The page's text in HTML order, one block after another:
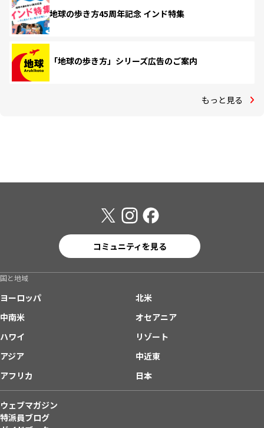
地球の歩き方45周年記念 インド特集
「地球の歩き方」シリーズ広告のご案内
もっと見る
コミュニティを見る
国と地域
ヨーロッパ
北米
中南米
オセアニア
ハワイ
リゾート
アジア
中近東
アフリカ
日本
ウェブマガジン
特派員ブログ